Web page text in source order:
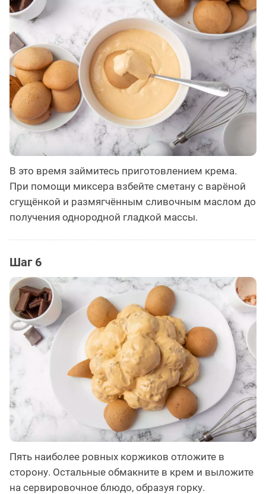
В это время займитесь приготовлением крема.
При помощи миксера взбейте сметану с варёной
сгущёнкой и размягчённым сливочным маслом до
получения однородной гладкой массы.
Шаг 6
Пять наиболее ровных коржиков отложите в
сторону. Остальные обмакните в крем и выложите
на сервировочное блюдо, образуя горку.